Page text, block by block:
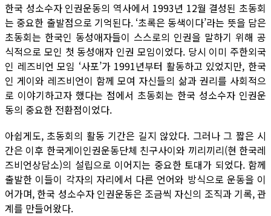
한국 성소수자 인권운동의 역사에서 1993년 12월 결성된 초동회
는 중요한 출발점으로 기억된다. ‘초록은 동색이다’라는 뜻을 담은
초동회는 한국인 동성애자들이 스스로의 인권을 말하기 위해 공
식적으로 모인 첫 동성애자 인권 모임이었다. 당시 이미 주한외국
인 레즈비언 모임 ‘사포’가 1991년부터 활동하고 있었지만, 한국
인 게이와 레즈비언이 함께 모여 자신들의 삶과 권리를 사회적으
로 이야기하고자 했다는 점에서 초동회는 한국 성소수자 인권운
동의 중요한 전환점이었다.
아쉽게도, 초동회의 활동 기간은 길지 않았다. 그러나 그 짧은 시
간은 이후 한국게이인권운동단체 친구사이와 끼리끼리(현 한국레
즈비언상담소)의 설립으로 이어지는 중요한 토대가 되었다. 함께
출발한 이들이 각자의 자리에서 다른 언어와 방식으로 운동을 이
어가며, 한국 성소수자 인권운동은 조금씩 자신의 조직과 기록, 관
계를 만들어왔다.